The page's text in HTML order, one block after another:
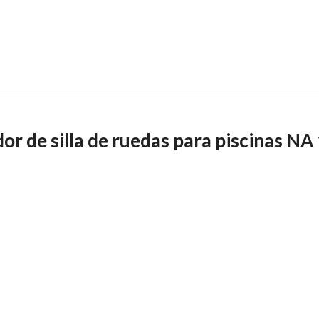
de silla de ruedas para piscinas NA